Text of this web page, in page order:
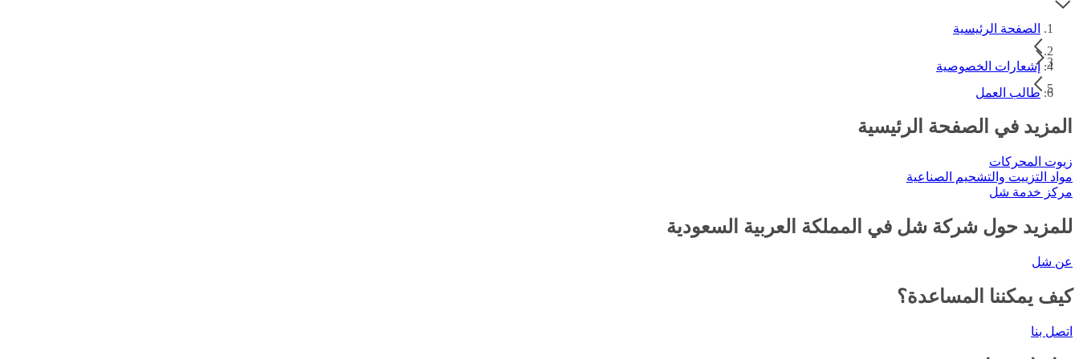
الصفحة الرئيسية
إشعارات الخصوصية
طالب العمل
المزيد في الصفحة الرئيسية
زيوت المحركات
مواد التزييت والتشحيم الصناعية
مركز خدمة شل
للمزيد حول شركة شل في المملكة العربية السعودية
عن شل
كيف يمكننا المساعدة؟
اتصل بنا